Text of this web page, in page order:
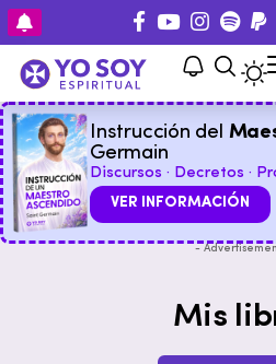
Instrucción del
Germain
Discursos · Decretos ·
VER INFORMACIÓN
-
Mis